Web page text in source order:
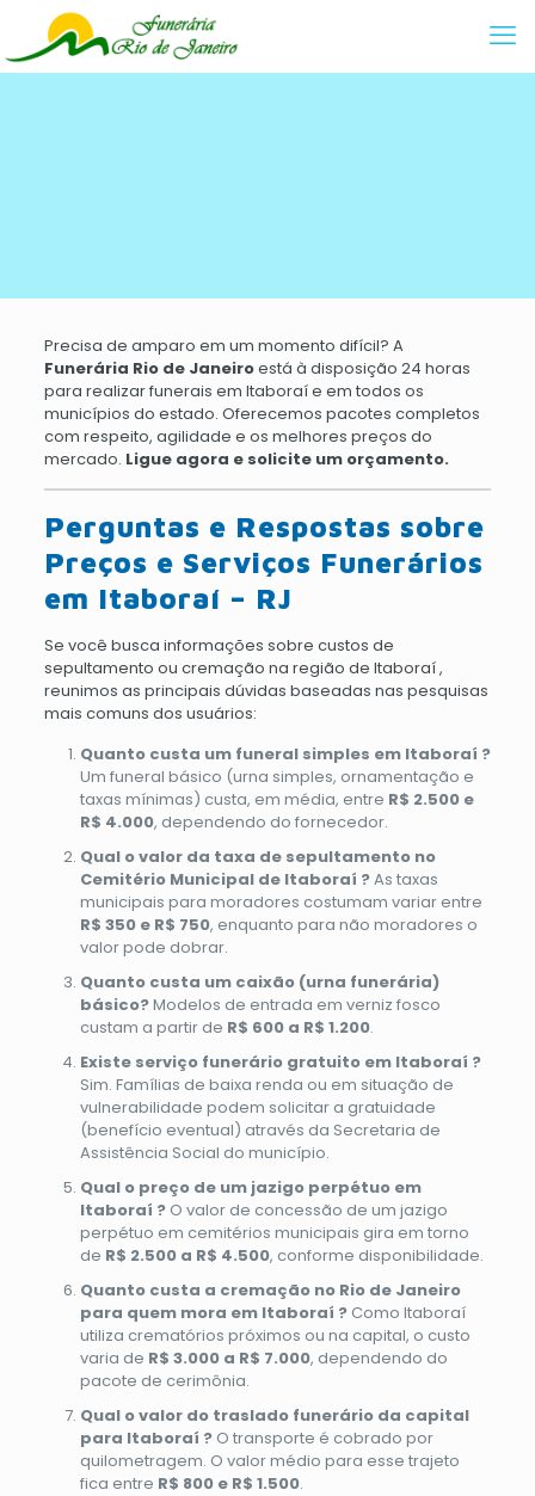
Precisa de amparo em um momento difícil? A
Funerária Rio de Janeiroestá à disposição 24 horas
para realizar funerais em Itaboraí e em todos os
municípios do estado. Oferecemos pacotes completos
com respeito, agilidade e os melhores preços do
mercado. Ligue agora e solicite um orçamento.
Perguntas e Respostas sobre
Preços e Serviços Funerários
em Itaboraí – RJ
Se você busca informações sobre custos de
sepultamento ou cremação na região de Itaboraí ,
reunimos as principais dúvidas baseadas nas pesquisas
mais comuns dos usuários:
Quanto custa um funeral simples em Itaboraí ?
Um funeral básico (urna simples, ornamentação e
taxas mínimas) custa, em média, entre R$ 2.500 e
R$ 4.000, dependendo do fornecedor.
Qual o valor da taxa de sepultamento no
Cemitério Municipal de Itaboraí ?As taxas
municipais para moradores costumam variar entre
R$ 350 e R$ 750, enquanto para não moradores o
valor pode dobrar.
Quanto custa um caixão (urna funerária)
básico?Modelos de entrada em verniz fosco
custam a partir de R$ 600 a R$ 1.200.
Existe serviço funerário gratuito em Itaboraí ?
Sim. Famílias de baixa renda ou em situação de
vulnerabilidade podem solicitar a gratuidade
(benefício eventual) através da Secretaria de
Assistência Social do município.
Qual o preço de um jazigo perpétuo em
Itaboraí ?O valor de concessão de um jazigo
perpétuo em cemitérios municipais gira em torno
de R$ 2.500 a R$ 4.500, conforme disponibilidade.
Quanto custa a cremação no Rio de Janeiro
para quem mora em Itaboraí ?Como Itaboraí
utiliza crematórios próximos ou na capital, o custo
varia de R$ 3.000 a R$ 7.000, dependendo do
pacote de cerimônia.
Qual o valor do traslado funerário da capital
para Itaboraí ?O transporte é cobrado por
quilometragem. O valor médio para esse trajeto
fica entre R$ 800 e R$ 1.500.